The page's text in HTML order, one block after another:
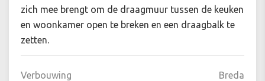
zich mee brengt om de draagmuur tussen de keuken
en woonkamer open te breken en een draagbalk te
zetten.
Verbouwing Breda